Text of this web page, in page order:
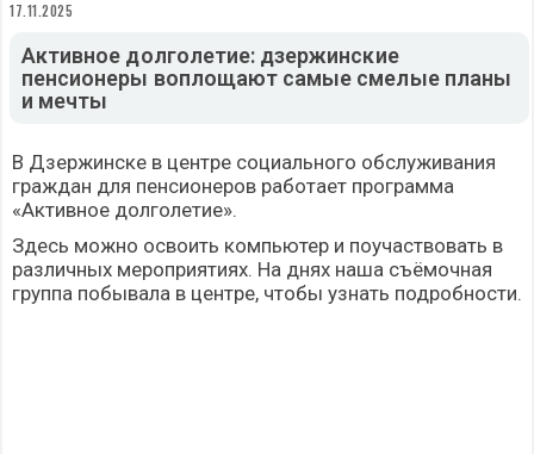
17.11.2025
Активное долголетие: дзержинские
пенсионеры воплощают самые смелые планы
и мечты
В Дзержинске в центре социального обслуживания
граждан для пенсионеров работает программа
«Активное долголетие».
Здесь можно освоить компьютер и поучаствовать в
различных мероприятиях. На днях наша съёмочная
группа побывала в центре, чтобы узнать подробности.